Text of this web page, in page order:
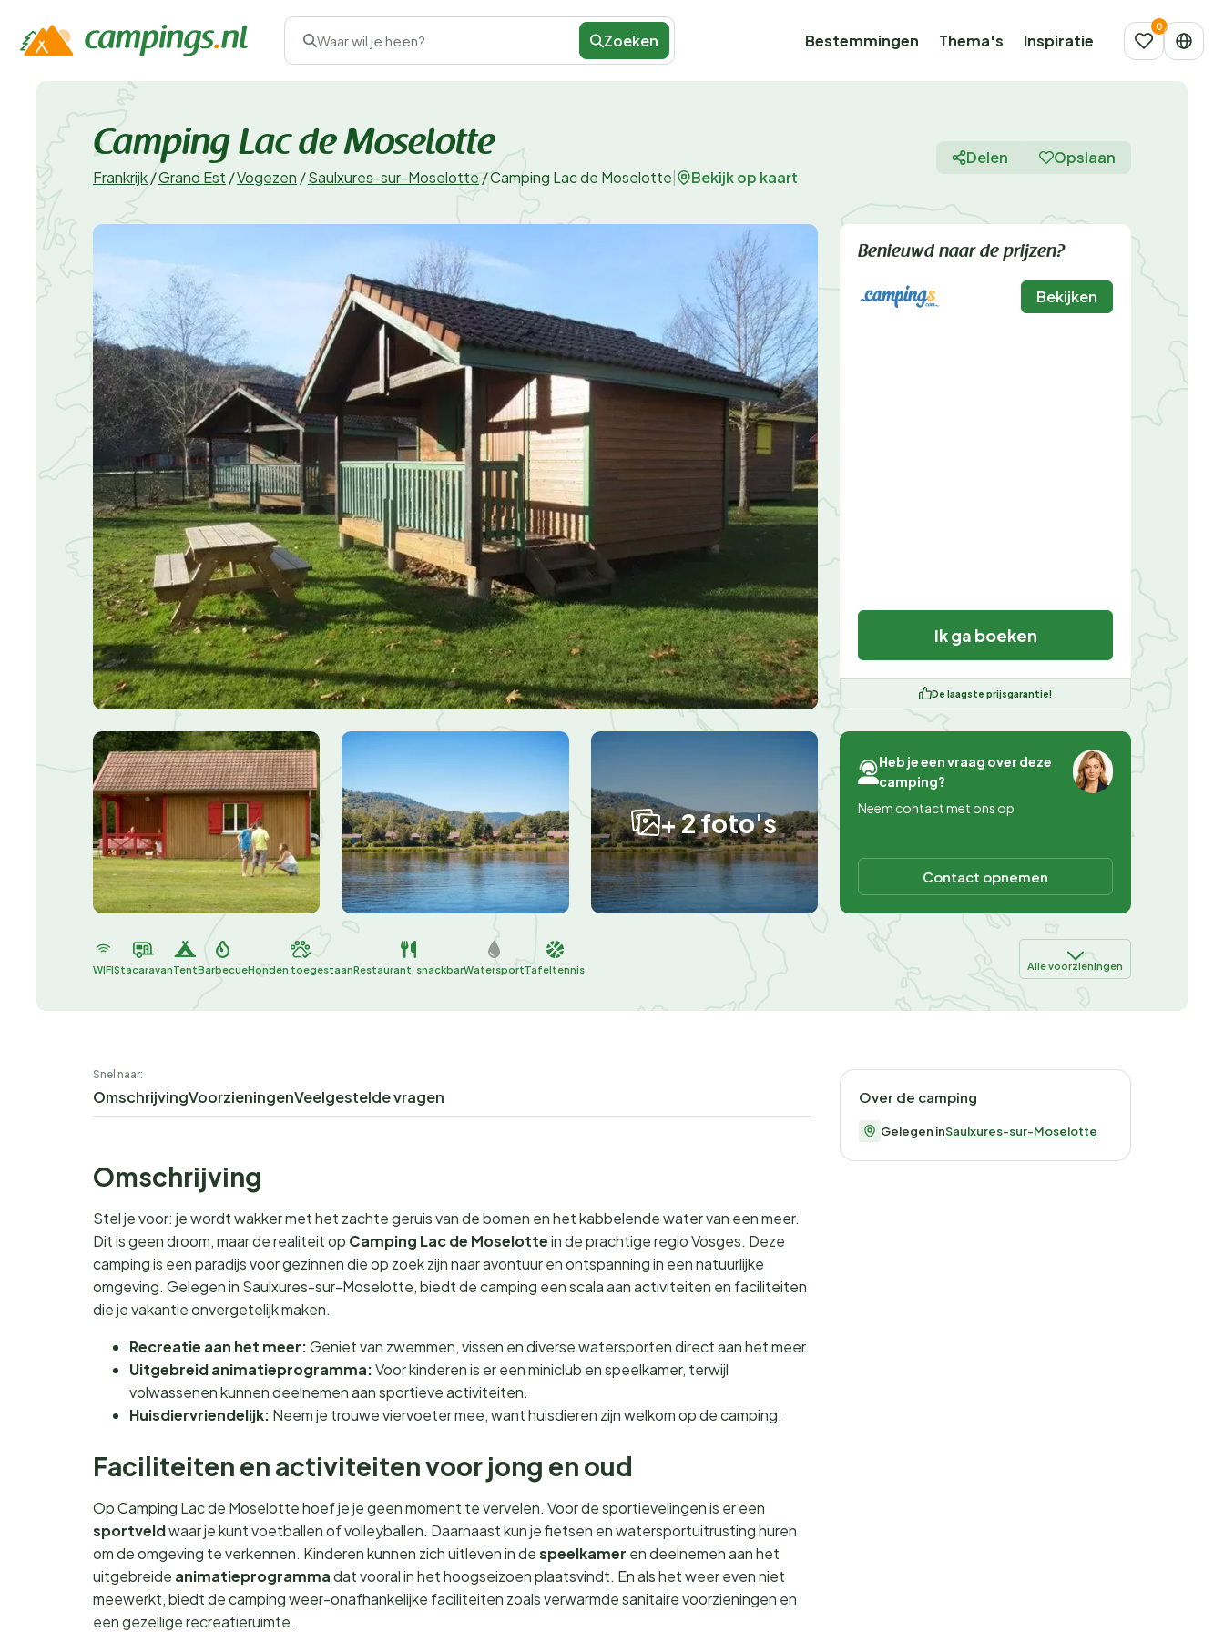
Waar wil je heen? Zoeken Bestemmingen Thema's Inspiratie
Camping Lac de Moselotte
Frankrijk/Grand Est /Vogezen /Saulxures-sur-Moselotte /Camping Lac de Moselotte Bekijk op kaart
Delen Opslaan
+ 2 foto's
Benieuwd naar de prijzen?
Bekijken
Ik ga boeken
De laagste prijsgarantie!
Heb je een vraag over deze
camping?
Neem contact met ons op
Contact opnemen
WIFIStacaravanTentBarbecueHonden toegestaanRestaurant, snackbarWatersportTafeltennis Alle voorzieningen
Snel naar:
OmschrijvingVoorzieningenVeelgestelde vragen
Omschrijving
Stel je voor: je wordt wakker met het zachte geruis van de bomen en het kabbelende water van een meer.
Dit is geen droom, maar de realiteit op Camping Lac de Moselottein de prachtige regio Vosges. Deze
camping is een paradijs voor gezinnen die op zoek zijn naar avontuur en ontspanning in een natuurlijke
omgeving. Gelegen in Saulxures-sur-Moselotte, biedt de camping een scala aan activiteiten en faciliteiten
die je vakantie onvergetelijk maken.
Recreatie aan het meer:Geniet van zwemmen, vissen en diverse watersporten direct aan het meer.
Uitgebreid animatieprogramma:Voor kinderen is er een miniclub en speelkamer, terwijl
volwassenen kunnen deelnemen aan sportieve activiteiten.
Huisdiervriendelijk: Neem je trouwe viervoeter mee, want huisdieren zijn welkom op de camping.
Faciliteiten en activiteiten voor jong en oud
Op Camping Lac de Moselotte hoef je je geen moment te vervelen. Voor de sportievelingen is er een
sportveldwaar je kunt voetballen of volleyballen. Daarnaast kun je fietsen en watersportuitrusting huren
om de omgeving te verkennen. Kinderen kunnen zich uitleven in despeelkamer en deelnemen aan het
uitgebreide animatieprogrammadat vooral in het hoogseizoen plaatsvindt. En als het weer even niet
meewerkt, biedt de camping weer-onafhankelijke faciliteiten zoals verwarmde sanitaire voorzieningen en
een gezellige recreatieruimte.
Over de camping
Gelegen inSaulxures-sur-Moselotte